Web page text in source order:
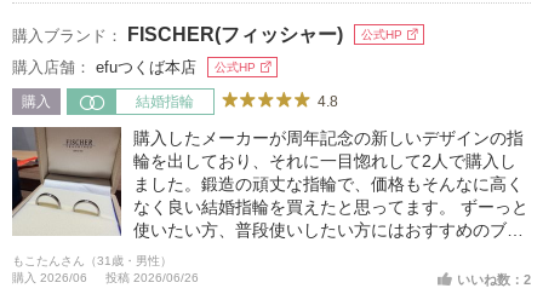
購入ブランド： FISCHER(フィッシャー) 公式HP
購入店舗： efuつくば本店 公式HP
購入 結婚指輪 4.8
購入したメーカーが周年記念の新しいデザインの指
輪を出しており、それに一目惚れして2人で購入し
ました。鍛造の頑丈な指輪で、価格もそんなに高く
なく良い結婚指輪を買えたと思ってます。 ずーっと
使いたい方、普段使いしたい方にはおすすめのブラ
ンドです。
もこたんさん（31歳・男性）
購入 2026/06
投稿 2026/06/26 いいね数：2